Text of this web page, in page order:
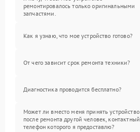
ремонтировалось только оригинальными
запчастями.
Как я узнаю, что мое устройство готово?
От чего зависит срок ремонта техники?
Диагностика проводится бесплатно?
Может ли вместо меня принять устройство
после ремонта другой человек, контактный
телефон которого я предоставлю?